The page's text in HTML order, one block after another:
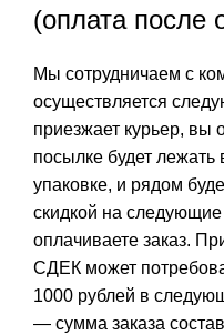
(оплата после
Мы сотрудничаем с
осуществляется
приезжает курьер, вы
посылке будет лежать
упаковке, и рядом
скидкой на
оплачиваете заказ.
СДЕК может
1000 рублей в
— сумма заказа